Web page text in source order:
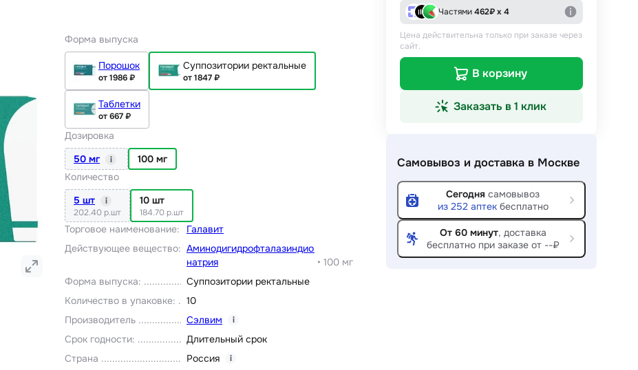
Форма выпуска
Порошок
от 1986 ₽
Суппозитории ректальные
от 1847 ₽
Таблетки
от 667 ₽
Дозировка
50 мг
i
100 мг
Количество
5 шт
i
202.40 р.шт
10 шт
184.70 р.шт
Торговое наименование:
Галавит
Действующее вещество: Аминодигидрофталазиндион
натрия
• 100 мг
Форма выпуска:
Суппозитории ректальные
Количество в упаковке:
10
Производитель
Сэлвим i
Срок годности:
Длительный срок
Страна
Россия i
Частями462₽ х 4
Цена действительна только при заказе через
сайт.
В корзину
Заказать в 1 клик
Самовывоз и доставка в Москве
Сегодня самовывоз
из 252 аптекбесплатно
От 60 минут, доставка
бесплатно при заказе от --₽